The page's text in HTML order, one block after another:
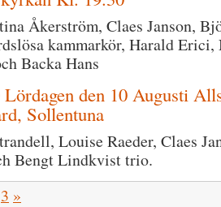
Åkerström, Claes Janson,
kammarkör, Harald Erici,
Backa Hans
den 10 Augusti
Sollentuna
Louise Raeder, Claes
Bengt Lindkvist trio.
3 »